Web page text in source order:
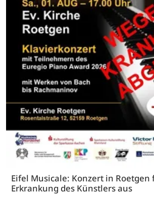
Eifel Musicale: Konzert in
Erkrankung des Künstlers aus